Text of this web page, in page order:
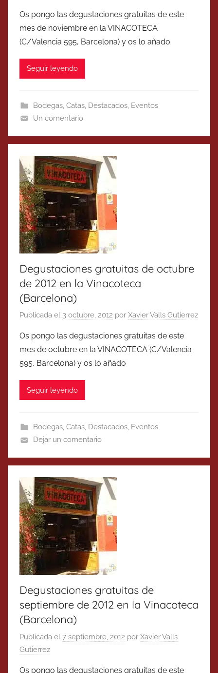
Os pongo las degustaciones gratuitas de este
mes de noviembre en la VINACOTECA
(C/Valencia 595, Barcelona) y os lo añado
Seguir leyendo
Bodegas, Catas, Destacados, Eventos
Un comentario
Degustaciones gratuitas de octubre
de 2012 en la Vinacoteca
(Barcelona)
Publicada el 3 octubre, 2012 por Xavier Valls Gutierrez
Os pongo las degustaciones gratuitas de este
mes de octubre en la VINACOTECA (C/Valencia
595, Barcelona) y os lo añado
Seguir leyendo
Bodegas, Catas, Destacados, Eventos
Dejar un comentario
Degustaciones gratuitas de
septiembre de 2012 en la Vinacoteca
(Barcelona)
Publicada el 7 septiembre, 2012 por Xavier Valls
Gutierrez
Os pongo las degustaciones gratuitas de este